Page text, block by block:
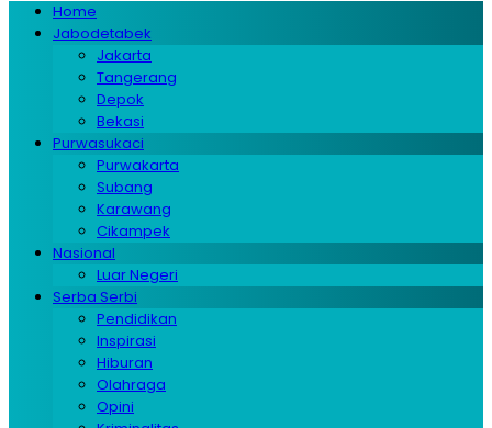
Home
Jabodetabek
Jakarta
Tangerang
Depok
Bekasi
Purwasukaci
Purwakarta
Subang
Karawang
Cikampek
Nasional
Luar Negeri
Serba Serbi
Pendidikan
Inspirasi
Hiburan
Olahraga
Opini